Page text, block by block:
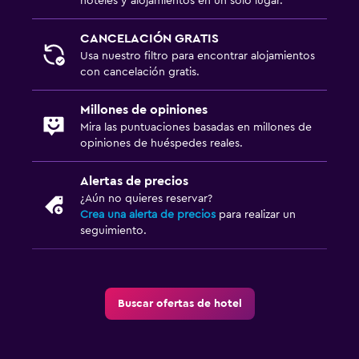
Sistema de entretenimiento
Sala de estar/TV compartida
Piscina y spa
Bañera de hidromasaje
Fax/fotocopiadora
CANCELACIÓN GRATIS
Usa nuestro filtro para encontrar alojamientos
con cancelación gratis.
Millones de opiniones
Mira las puntuaciones basadas en millones de
opiniones de huéspedes reales.
Alertas de precios
¿Aún no quieres reservar?
Crea una alerta de precios para realizar un
seguimiento.
Buscar ofertas de hotel